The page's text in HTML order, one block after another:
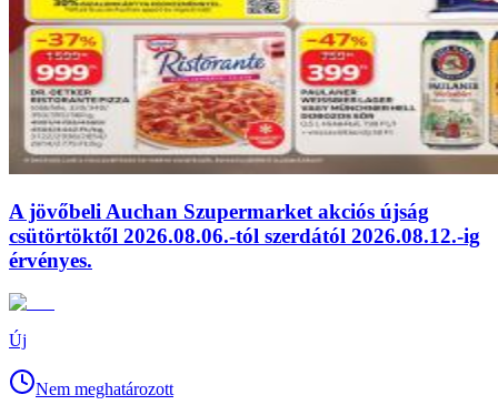
A jövőbeli Auchan Szupermarket akciós újság
csütörtöktől 2026.08.06.-tól szerdától 2026.08.12.-ig
érvényes.
Új
Nem meghatározott